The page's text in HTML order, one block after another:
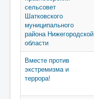
сельсовет
Шатковского
муниципального
района Нижегородской
области
Вместе против
экстремизма и
террора!